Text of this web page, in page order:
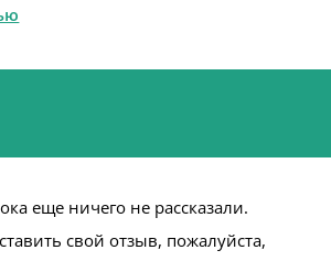
еще ничего не рассказали.
свой отзыв, пожалуйста,